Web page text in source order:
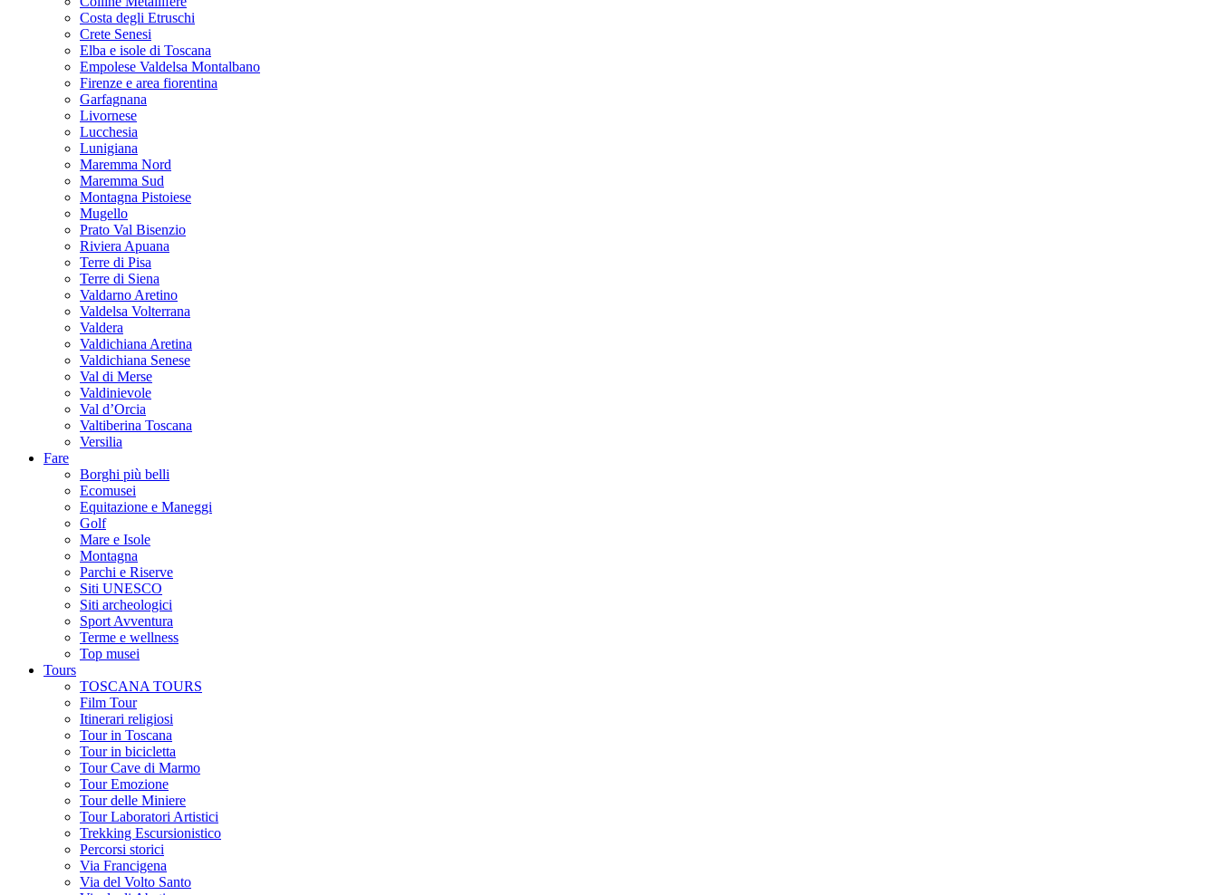
Costa degli Etruschi
Crete Senesi
Elba e isole di Toscana
Empolese Valdelsa Montalbano
Firenze e area fiorentina
Garfagnana
Livornese
Lucchesia
Lunigiana
Maremma Nord
Maremma Sud
Montagna Pistoiese
Mugello
Prato Val Bisenzio
Riviera Apuana
Terre di Pisa
Terre di Siena
Valdarno Aretino
Valdelsa Volterrana
Valdera
Valdichiana Aretina
Valdichiana Senese
Val di Merse
Valdinievole
Val d’Orcia
Valtiberina Toscana
Versilia
Fare
Borghi più belli
Ecomusei
Equitazione e Maneggi
Golf
Mare e Isole
Montagna
Parchi e Riserve
Siti UNESCO
Siti archeologici
Sport Avventura
Terme e wellness
Top musei
Tours
TOSCANA TOURS
Film Tour
Itinerari religiosi
Tour in Toscana
Tour in bicicletta
Tour Cave di Marmo
Tour Emozione
Tour delle Miniere
Tour Laboratori Artistici
Trekking Escursionistico
Percorsi storici
Via Francigena
Via del Volto Santo